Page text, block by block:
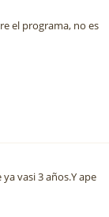
el programa, no es
vasi 3 años.Y ape